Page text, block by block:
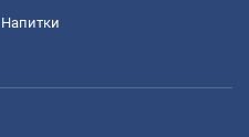
Напитки